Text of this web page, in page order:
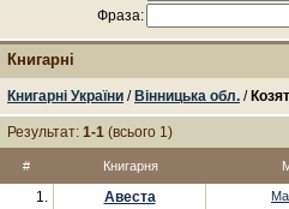
Фраза:
Книгарні
Книгарні України / Вінницька обл. /
Результат: 1-1 (всього 1)
# Книгарня
1. Авеста